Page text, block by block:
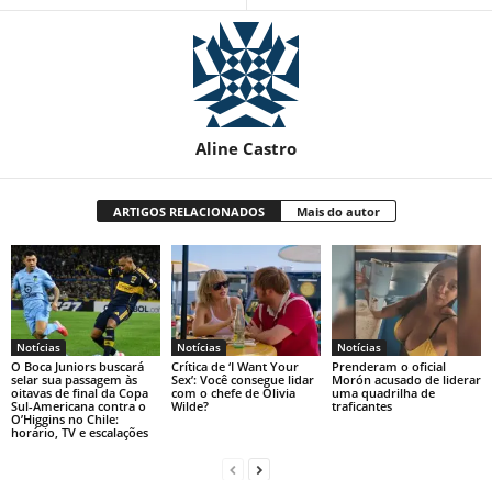
Aline Castro
ARTIGOS RELACIONADOS Mais do autor
Notícias
O Boca Juniors buscará
selar sua passagem às
oitavas de final da Copa
Sul-Americana contra o
O’Higgins no Chile:
horário, TV e escalações
Notícias
Crítica de ‘I Want Your
Sex’: Você consegue lidar
com o chefe de Olivia
Wilde?
Notícias
Prenderam o oficial
Morón acusado de liderar
uma quadrilha de
traficantes